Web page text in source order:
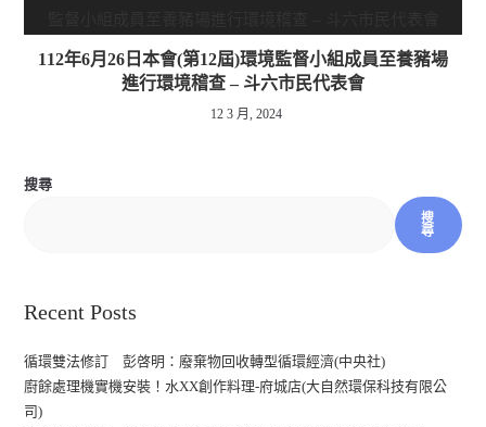
112年6月26日本會(第12屆)環境監督小組成員至養豬場
進行環境稽查 – 斗六市民代表會
12 3 月, 2024
搜尋
搜
尋
Recent Posts
循環雙法修訂 彭啓明：廢棄物回收轉型循環經濟(中央社)
廚餘處理機實機安裝！水XX創作料理-府城店(大自然環保科技有限公
司)